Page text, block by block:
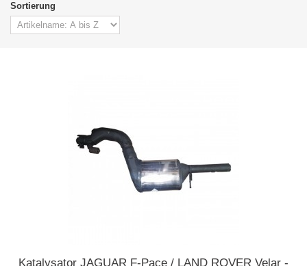
Sortierung
Katalysator JAGUAR F-Pace / LAND ROVER Velar -